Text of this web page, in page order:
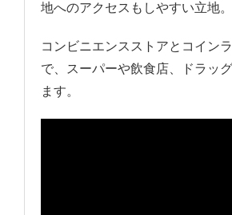
地へのアクセスもしやすい立地。
コンビニエンスストアとコイン
で、スーパーや飲食店、ドラッ
ます。